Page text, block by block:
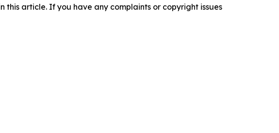
article. If you have any complaints or copyright issues